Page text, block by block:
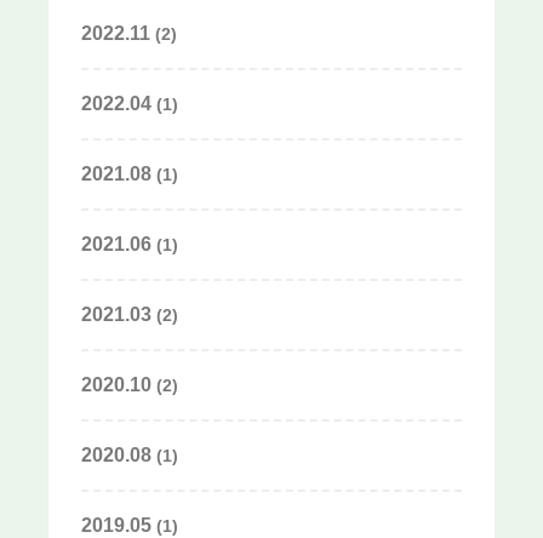
2022.11(2)
2022.04(1)
2021.08(1)
2021.06(1)
2021.03(2)
2020.10(2)
2020.08(1)
2019.05(1)